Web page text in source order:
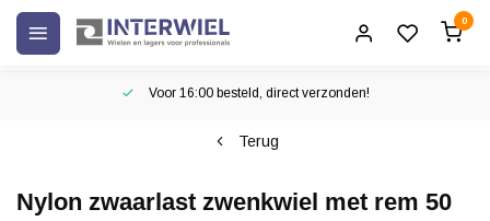
0
Voor 16:00 besteld, direct verzonden!
Terug
Nylon zwaarlast zwenkwiel met rem 50